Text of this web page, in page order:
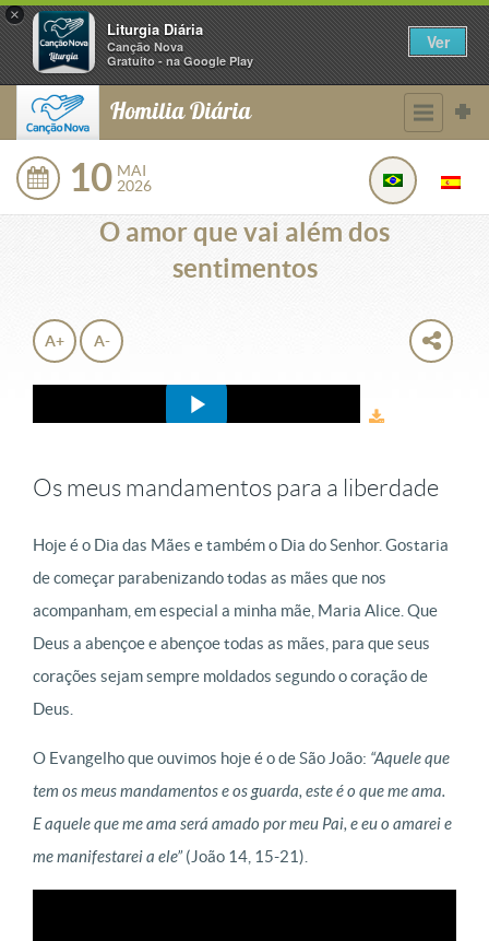
×
Liturgia Diária
Canção Nova
Gratuito - na Google Play
Ver
Homilia Diária
10 MAI
2026
O amor que vai além dos
sentimentos
A+ A-
Os meus mandamentos para a liberdade
Hoje é o Dia das Mães e também o Dia do Senhor. Gostaria
de começar parabenizando todas as mães que nos
acompanham, em especial a minha mãe, Maria Alice. Que
Deus a abençoe e abençoe todas as mães, para que seus
corações sejam sempre moldados segundo o coração de
Deus.
O Evangelho que ouvimos hoje é o de São João: “Aquele que
tem os meus mandamentos e os guarda, este é o que me ama.
E aquele que me ama será amado por meu Pai, e eu o amarei e
me manifestarei a ele”(João 14, 15-21).